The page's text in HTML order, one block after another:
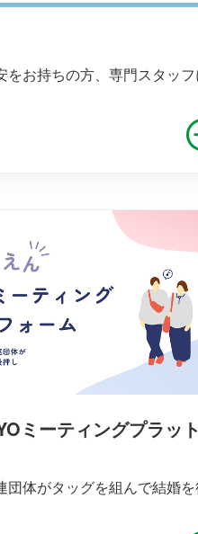
をお持ちの方、専門スタッ
ミーティングプラッ
団体がタッグを組んで結婚